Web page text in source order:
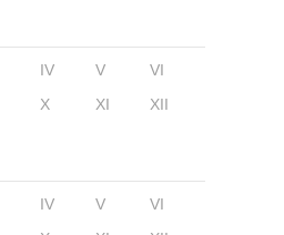
IV V
VI
X XI XII
IV V
VI